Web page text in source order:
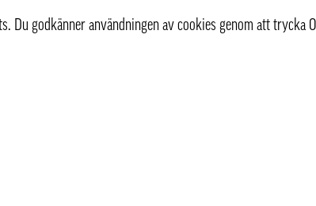
Du godkänner användningen av cookies genom att trycka